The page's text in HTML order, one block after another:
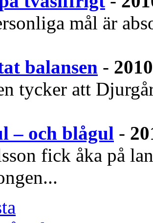
mål är
balansen -
tycker att
– och blågul -
fick åka på